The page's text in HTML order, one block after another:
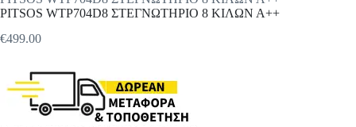
σελίδα
PITSOS WTP704D8 ΣΤΕΓΝΩΤΗΡΙΟ 8 ΚΙΛΩΝ Α++
Original
was:
€529.00.
€499.00
Η
τιμή
είναι:
€499.00.